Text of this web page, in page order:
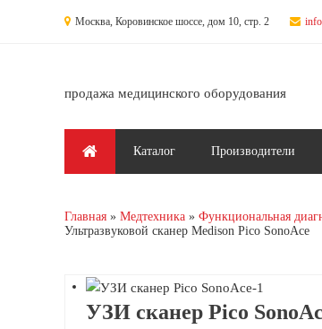
Москва, Коровинское шоссе, дом 10, стр. 2
продажа медицинского оборудования
Главное менюКаталог Производители
Главная Медтехника Функциональная
Ультразвуковой сканер Medison Pico SonoAce
УЗИ сканер Pico